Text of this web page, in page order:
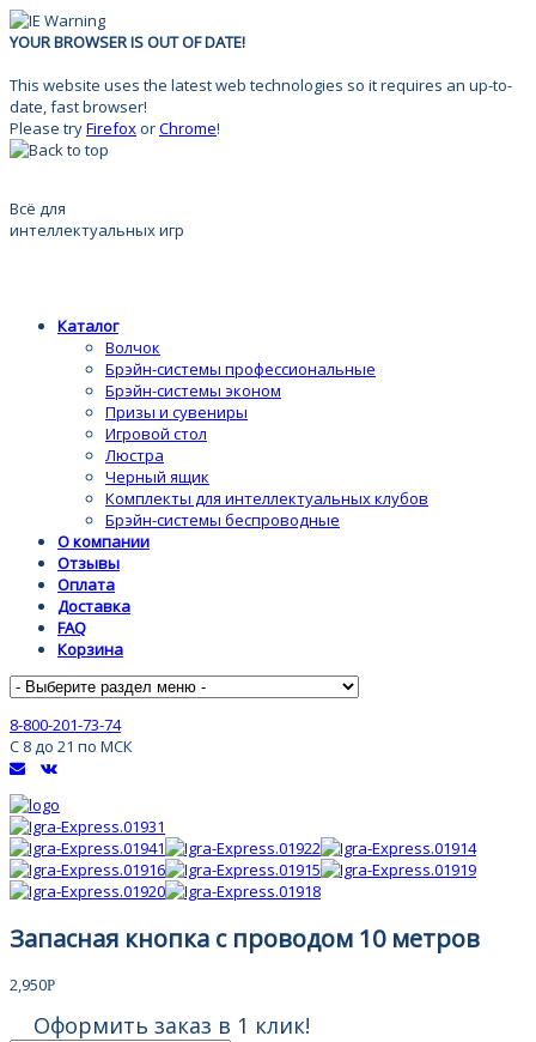
YOUR BROWSER IS OUT OF DATE!
This website uses the latest web technologies so it requires an up-to-
date, fast browser!
Please tryFirefoxorChrome!
Всё для
интеллектуальных игр
Каталог
Волчок
Брэйн-системы профессиональные
Брэйн-системы эконом
Призы и сувениры
Игровой стол
Люстра
Черный ящик
Комплекты для интеллектуальных клубов
Брэйн-системы беспроводные
О компании
Отзывы
Оплата
Доставка
FAQ
Корзина
8-800-201-73-74
С 8 до 21 по МСК
Запасная кнопка с проводом 10 метров
2,950Р
Оформить заказ в 1 клик!